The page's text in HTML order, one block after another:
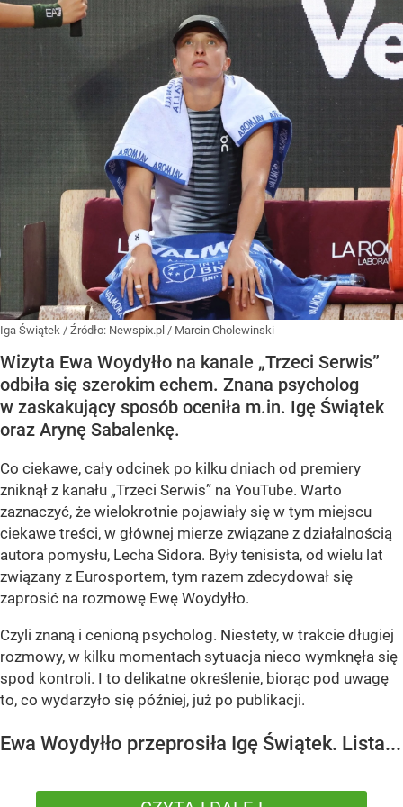
Iga Świątek / Źródło: Newspix.pl / Marcin Cholewinski
Wizyta Ewa Woydyłło na kanale „Trzeci Serwis”
odbiła się szerokim echem. Znana psycholog
w zaskakujący sposób oceniła m.in. Igę Świątek
oraz Arynę Sabalenkę.
Co ciekawe, cały odcinek po kilku dniach od premiery
zniknął z kanału „Trzeci Serwis” na YouTube. Warto
zaznaczyć, że wielokrotnie pojawiały się w tym miejscu
ciekawe treści, w głównej mierze związane z działalnością
autora pomysłu, Lecha Sidora. Były tenisista, od wielu lat
związany z Eurosportem, tym razem zdecydował się
zaprosić na rozmowę Ewę Woydyłło.
Czyli znaną i cenioną psycholog. Niestety, w trakcie długiej
rozmowy, w kilku momentach sytuacja nieco wymknęła się
spod kontroli. I to delikatne określenie, biorąc pod uwagę
to, co wydarzyło się później, już po publikacji.
Ewa Woydyłło przeprosiła Igę Świątek. Lista...